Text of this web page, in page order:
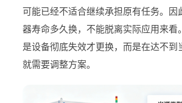
可能已经不适合继续承担原有任务。因
器寿命多久换，不能脱离实际应用来看
是设备彻底失效才更换，而是在达不到
就需要调整方案。